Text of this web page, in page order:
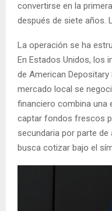
convertirse en la
después de siete años.
La operación se ha
En Estados Unidos, los
de American Depositary
mercado local se
financiero combina una
captar fondos frescos
secundaria por parte
busca cotizar bajo el